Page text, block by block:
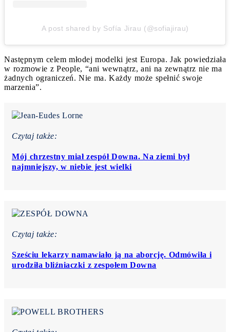
A post shared by Sofía Jirau (@sofiajirau)
Następnym celem młodej modelki jest Europa. Jak powiedziała
w rozmowie z People, “ani wewnątrz, ani na zewnątrz nie ma
żadnych ograniczeń. Nie ma. Każdy może spełnić swoje
marzenia”.
Czytaj także:
Mój chrzestny miał zespół Downa. Na ziemi był
najmniejszy, w niebie jest wielki
Czytaj także:
Sześciu lekarzy namawiało ją na aborcję. Odmówiła i
urodziła bliźniaczki z zespołem Downa